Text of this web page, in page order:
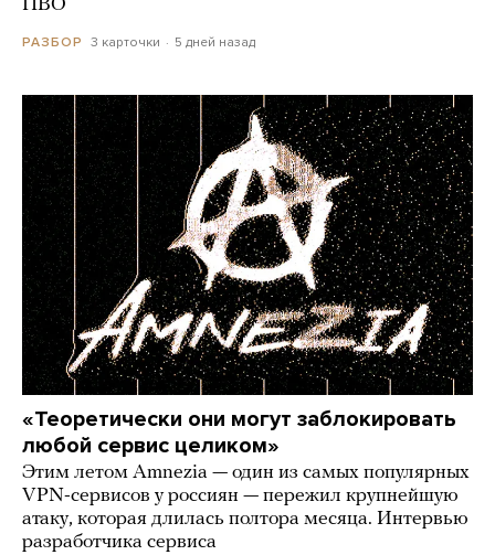
ПВО
РАЗБОР 3 карточки 5 дней назад
«Теоретически они могут заблокировать
любой сервис целиком»
Этим летом Amnezia — один из самых популярных
VPN-сервисов у россиян — пережил крупнейшую
атаку, которая длилась полтора месяца. Интервью
разработчика сервиса